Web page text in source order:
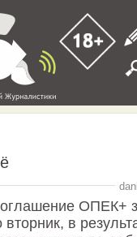
ОПЕК+
в